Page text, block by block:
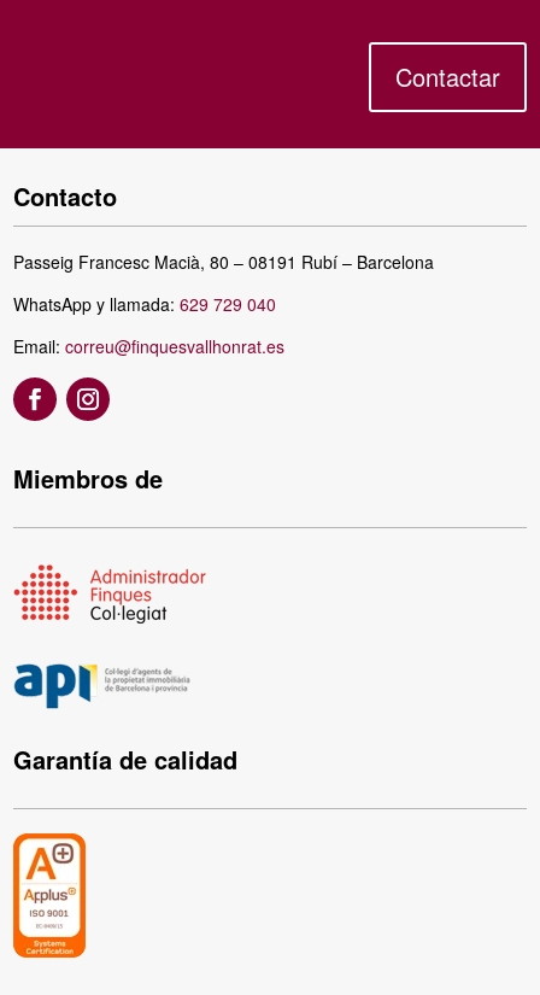
Contactar
Contacto
Passeig Francesc Macià, 80 – 08191 Rubí – Barcelona
WhatsApp y llamada:629 729 040
Email:correu@finquesvallhonrat.es
Miembros de
Garantía de calidad